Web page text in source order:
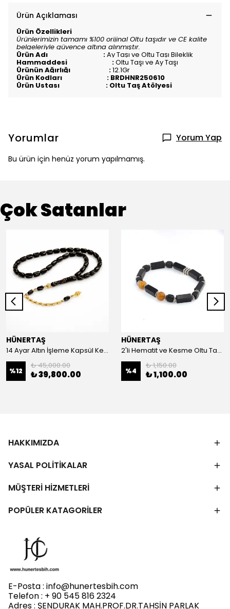
Ürün Açıklaması
Ürün Özellikleri
Ürünlerimizin tamamı %100 orijinal Oltu taşıdır ve CE kalite
belgeleriyle güvence altına alınmıştır.
Ürün Adı :Ay Taşı ve Oltu Taşı Bileklik
Hammaddesi :Oltu Taşı ve Ay Taşı
Ürünün Ağırlığı :12.1Gr
Ürün Kodları : BRDHNR250610
Ürün Ustası : Oltu Taş Atölyesi
Yorumlar Yorum Yap
Bu ürün için henüz yorum yapılmamış.
Çok Satanlar
HÜNERTAŞ
14 Ayar Altın İşleme Kapsül Kesim Oltu Taşı Tespih
%12
₺ 45,000.00
₺ 39,800.00
HÜNERTAŞ
2'li Hematit ve Kesme Oltu Taşı Bileklik
%4
₺ 1,150.00
₺ 1,100.00
HAKKIMIZDA
YASAL POLİTİKALAR
MÜŞTERİ HİZMETLERİ
POPÜLER KATAGORİLER
E-Posta : info@hunertesbih.com
Telefon : + 90 545 816 2324
Adres : ŞENDURAK MAH.PROF.DR.TAHSİN PARLAK